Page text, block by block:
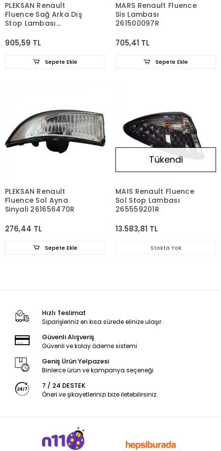
PLEKSAN Renault
Fluence Sağ Arka Dış
Stop Lambası
905,59 TL
Sepete Ekle
MARS Renault Fluence
Sis Lambası
261500097R
705,41 TL
Sepete Ekle
PLEKSAN Renault
Fluence Sol Ayna
Sinyali 261656470R
276,44 TL
Sepete Ekle
Tükendi
MAIS Renault Fluence
Sol Stop Lambası
265559201R
13.583,81 TL
Stokta Yok
Hızlı Teslimat
Siparişleriniz en kısa sürede elinize ulaşır.
Güvenli Alışveriş
Güvenli ve kolay ödeme sistemi
Geniş Ürün Yelpazesi
Binlerce ürün ve kampanya seçeneği
7 / 24 DESTEK
Öneri ve şikayetlerinizi bize iletebilirsiniz.